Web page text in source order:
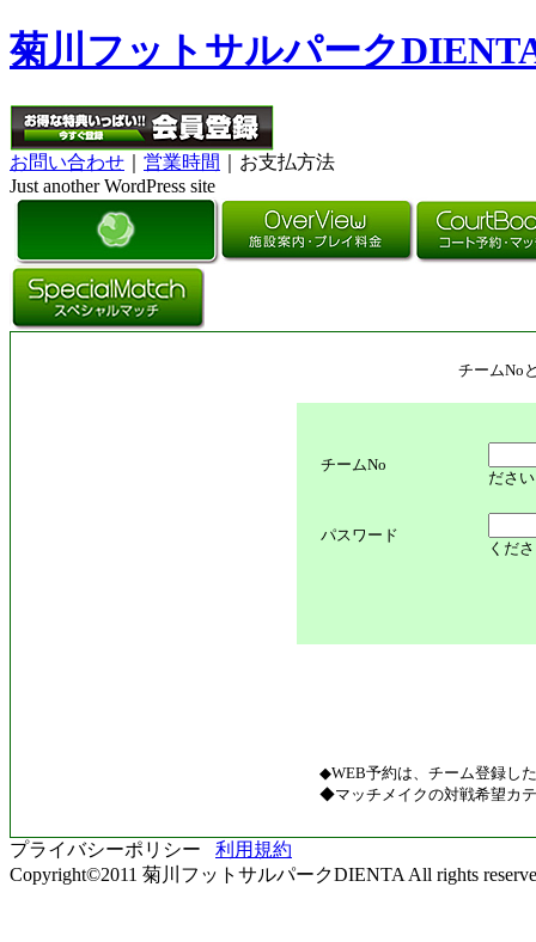
菊川フットサルパーク
お問い合わせ 営業時間
｜お支払方法
Just another WordPress site
チームNo
チームNo
ださい
パスワード
くだ
◆WEB予約は、チーム登録し
◆マッチメイクの対戦希望カ
プライバシーポリシー 利用規約
Copyright©2011 菊川フットサルパークDIENTA All rights